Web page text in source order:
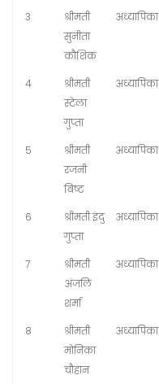
3
श्रीमती
सुनीता
कौशिक
अध्यापिका
4
श्रीमती
स्टेला
गुप्ता
अध्यापिका
5
श्रीमती
रजनी
बिष्ट
अध्यापिका
6
श्रीमती इंदु
गुप्ता
अध्यापिका
7
श्रीमती
अंजलि
शर्मा
अध्यापिका
8
श्रीमती
मोनिका
चौहान
अध्यापिका